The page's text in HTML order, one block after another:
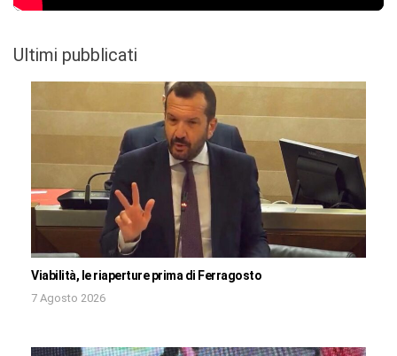
Ultimi pubblicati
Viabilità, le riaperture prima di Ferragosto
7 Agosto 2026